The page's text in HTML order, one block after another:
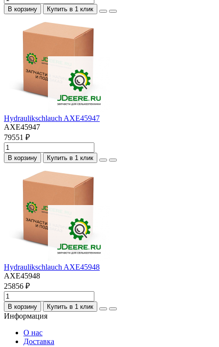
В корзину Купить в 1 клик
Hydraulikschlauch AXE45947
AXE45947
79551 ₽
В корзину Купить в 1 клик
Hydraulikschlauch AXE45948
AXE45948
25856 ₽
В корзину Купить в 1 клик
Информация
О нас
Доставка